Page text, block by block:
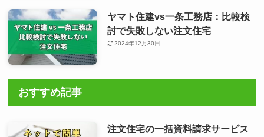
ヤマト住建vs一条工務店：比較検
討で失敗しない注文住宅
2024年12月30日
おすすめ記事
注文住宅の一括資料請求サービス